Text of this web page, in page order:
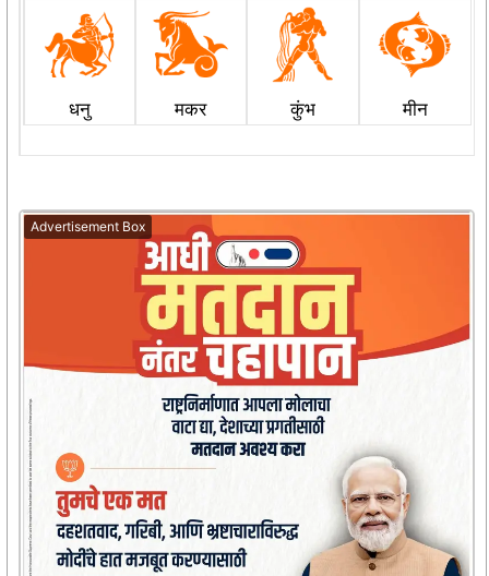
धनु मकर कुंभ मीन
Advertisement Box